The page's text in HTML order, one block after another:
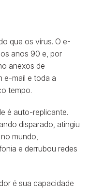
que os vírus. O e-
anos 90 e, por
anexos de
e-mail e toda a
tempo.
é auto-replicante.
disparado, atingiu
mundo,
e derrubou redes
é sua capacidade